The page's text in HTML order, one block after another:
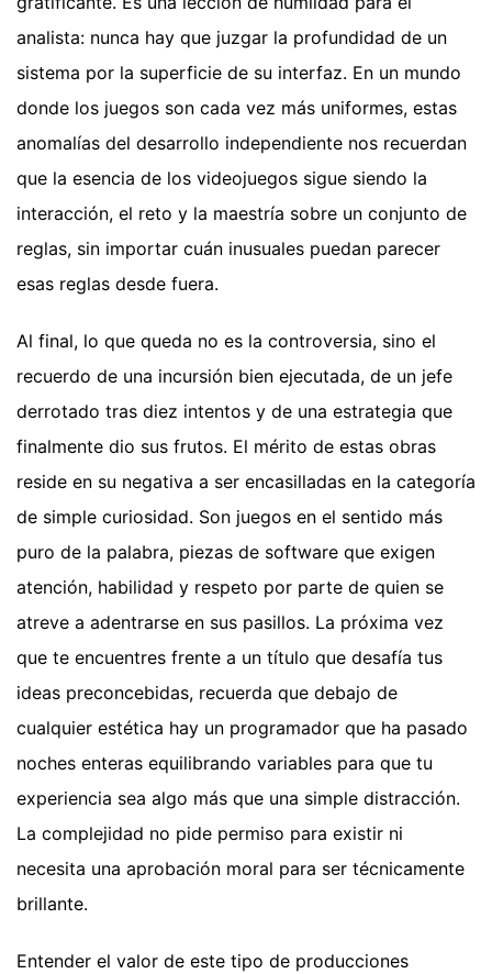
analista: nunca hay que juzgar la profundidad de un
sistema por la superficie de su interfaz. En un mundo
donde los juegos son cada vez más uniformes, estas
anomalías del desarrollo independiente nos recuerdan
que la esencia de los videojuegos sigue siendo la
interacción, el reto y la maestría sobre un conjunto de
reglas, sin importar cuán inusuales puedan parecer
esas reglas desde fuera.
Al final, lo que queda no es la controversia, sino el
recuerdo de una incursión bien ejecutada, de un jefe
derrotado tras diez intentos y de una estrategia que
finalmente dio sus frutos. El mérito de estas obras
reside en su negativa a ser encasilladas en la categoría
de simple curiosidad. Son juegos en el sentido más
puro de la palabra, piezas de software que exigen
atención, habilidad y respeto por parte de quien se
atreve a adentrarse en sus pasillos. La próxima vez
que te encuentres frente a un título que desafía tus
ideas preconcebidas, recuerda que debajo de
cualquier estética hay un programador que ha pasado
noches enteras equilibrando variables para que tu
experiencia sea algo más que una simple distracción.
La complejidad no pide permiso para existir ni
necesita una aprobación moral para ser técnicamente
brillante.
Entender el valor de este tipo de producciones